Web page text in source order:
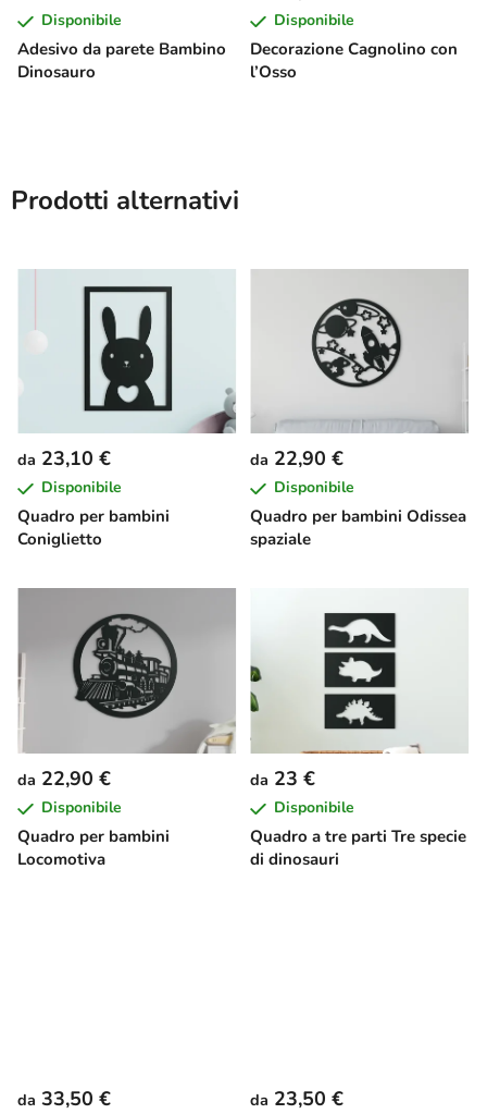
Adesivo da parete Bambino
Dinosauro
Disponibile
Decorazione Cagnolino con
l’Osso
Disponibile
Prodotti alternativi
Quadro per bambini
Coniglietto
da 23,10 €
Disponibile
Quadro per bambini Odissea
spaziale
da 22,90 €
Disponibile
Quadro per bambini
Locomotiva
da 22,90 €
Disponibile
Quadro a tre parti Tre specie
di dinosauri
da 23 €
Disponibile
da 33,50 € da 23,50 €